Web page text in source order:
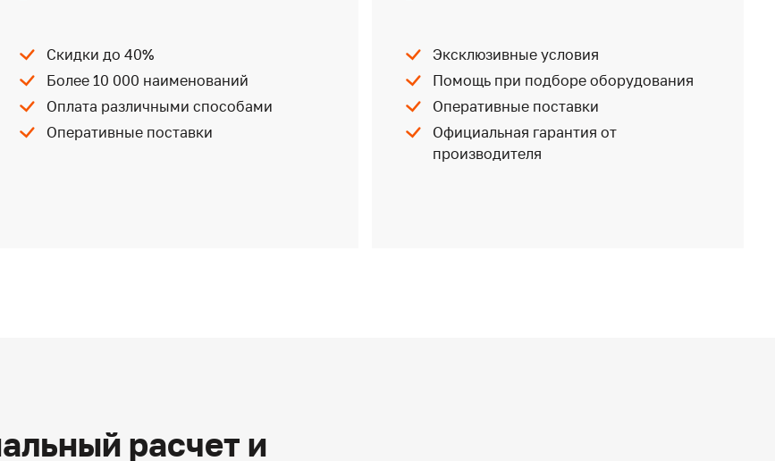
Скидки до 40%
Более 10 000 наименований
Оплата различными способами
Оперативные поставки
Эксклюзивные условия
Помощь при подборе оборудования
Оперативные поставки
Официальная гарантия от
производителя
расчет и